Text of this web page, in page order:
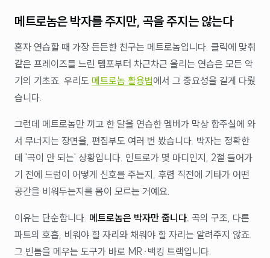
메트로놈은 박자를 주지만, 곡을 주지는 않는다
혼자 연습할 때 가장 든든한 친구는 메트로놈입니다. 클릭에 맞춰
같은 프레이즈를 느린 템포부터 차근차근 올리는 연습은 모든 악
기의 기초죠. 우리도 메트로놈 활용법에서 그 중요성을 길게 다뤘
습니다.
그런데 메트로놈만 끼고 한 달을 연습한 멤버가 막상 합주실에 와
서 무너지는 장면을, 편집부도 여러 번 봤습니다. 박자는 정확한
데 '곡이 안 되는' 상황입니다. 인트로가 몇 마디인지, 2절 들어가
기 전에 드럼이 어떻게 신호를 주는지, 후렴 직전에 기타가 어떤
공간을 비워두는지를 몸이 모르는 거예요.
이유는 단순합니다. 메트로놈은 박자만 줍니다. 곡의 구조, 다른
파트의 호흡, 비워야 할 자리와 채워야 할 자리는 알려주지 않죠.
그 빈틈을 메우는 도구가 바로 MR·백킹 트랙입니다.